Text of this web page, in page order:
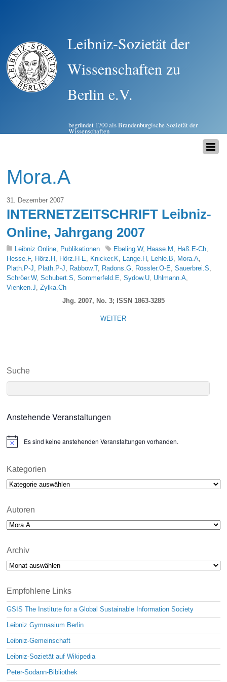
Leibniz-Sozietät der
Wissenschaften zu
Berlin e.V.
begründet 1700 als Brandenburgische Sozietät der
Wissenschaften
Mora.A
31. Dezember 2007
INTERNETZEITSCHRIFT Leibniz-
Online, Jahrgang 2007
Leibniz Online, Publikationen Ebeling.W, Haase.M , Haß.E-Ch,
Hesse.F, Hörz.H , Hörz.H-E, Knicker.K, Lange.H , Lehle.B, Mora.A,
Plath.P-J, Plath.P-J, Rabbow.T, Radons.G, Rössler.O-E,Sauerbrei.S,
Schröer.W,Schubert.S,Sommerfeld.E,Sydow.U, Uhlmann.A,
Vienken.J,Zylka.Ch
Jhg. 2007, No. 3; ISSN 1863-3285
WEITER
Suche
Anstehende Veranstaltungen
N
i
e
Es sind keine anstehenden Veranstaltungen vorhanden.
Kategorien
Kategorien
Autoren
Archiv
Archiv
Empfohlene Links
GSIS The Institute for a Global Sustainable Information Society
Leibniz Gymnasium Berlin
Leibniz-Gemeinschaft
Leibniz-Sozietät auf Wikipedia
Peter-Sodann-Bibliothek